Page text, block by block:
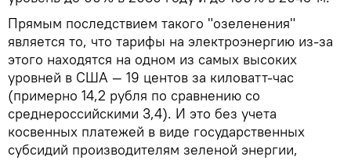
Прямым последствием такого "озеленения"
является то, что тарифы на электроэнергию из-за
этого находятся на одном из самых высоких
уровней в США — 19 центов за киловатт-час
(примерно 14,2 рубля по сравнению со
среднероссийскими 3,4). И это без учета
косвенных платежей в виде государственных
субсидий производителям зеленой энергии,